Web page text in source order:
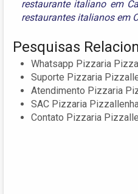
restaurante italiano em
restaurantes italianos em
Pesquisas
Whatsapp Pizzaria
Suporte Pizzaria
Atendimento Pizzaria
SAC Pizzaria
Contato Pizzaria